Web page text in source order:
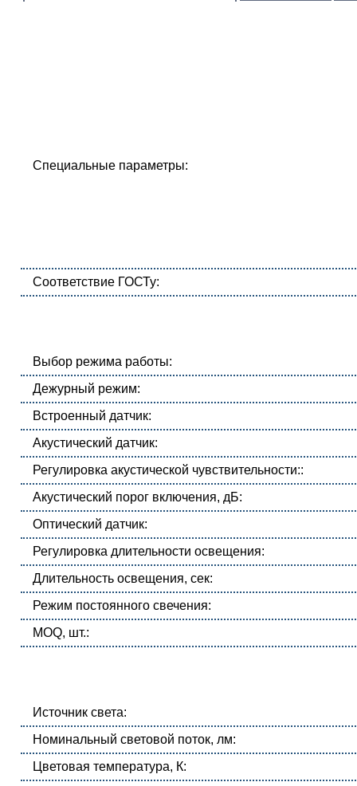
Специальные параметры:
Соответствие ГОСТу:
Выбор режима работы:
Дежурный режим:
Встроенный датчик:
Акустический датчик:
Регулировка акустической чувствительности::
Акустический порог включения, дБ:
Оптический датчик:
Регулировка длительности освещения:
Длительность освещения, сек:
Режим постоянного свечения:
MOQ, шт.:
Источник света:
Номинальный световой поток, лм:
Цветовая температура, К: